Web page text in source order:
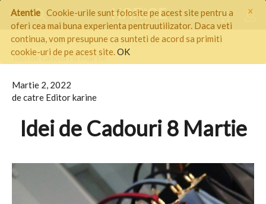
×
Atentie Cookie-urile sunt folosite pe acest site pentru a
oferi cea mai buna experienta pentruutilizator. Daca veti
continua, vom presupune ca sunteti de acord sa primiti
cookie-uri de pe acest site.OK
Pagina start / Blog / Genti Dama
/
Idei de cadouri 8 Martie
Martie 2, 2022
de catre Editor karine
Idei de Cadouri 8 Martie